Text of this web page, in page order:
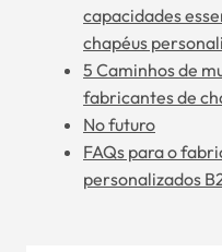
capacidades
chapéus
5 Caminhos de
fabricantes de
No futuro
FAQs para o
personalizados